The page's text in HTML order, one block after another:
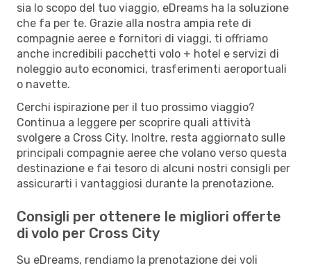
sia lo scopo del tuo viaggio, eDreams ha la soluzione
che fa per te. Grazie alla nostra ampia rete di
compagnie aeree e fornitori di viaggi, ti offriamo
anche incredibili pacchetti volo + hotel e servizi di
noleggio auto economici, trasferimenti aeroportuali
o navette.
Cerchi ispirazione per il tuo prossimo viaggio?
Continua a leggere per scoprire quali attività
svolgere a Cross City. Inoltre, resta aggiornato sulle
principali compagnie aeree che volano verso questa
destinazione e fai tesoro di alcuni nostri consigli per
assicurarti i vantaggiosi durante la prenotazione.
Consigli per ottenere le migliori offerte
di volo per Cross City
Su eDreams, rendiamo la prenotazione dei voli